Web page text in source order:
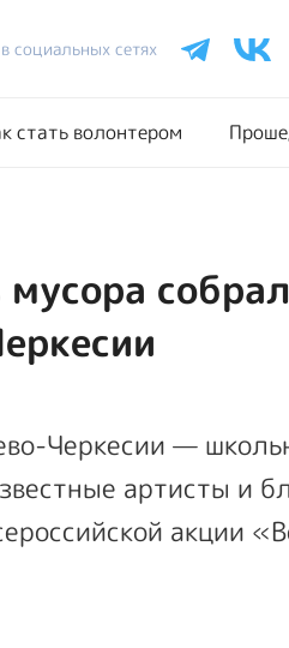
социальных сетях
стать волонтером
Как стать
Черкесии —
артисты и
акции